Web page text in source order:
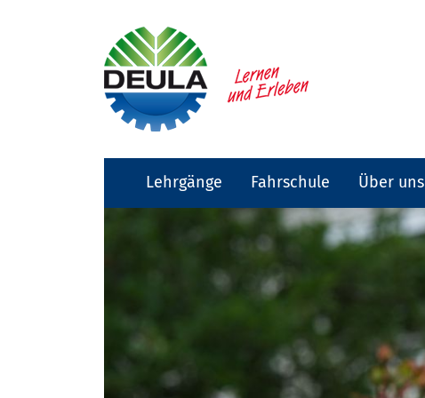
Lehrgänge Fahrschule Über uns